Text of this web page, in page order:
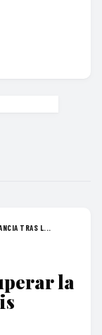
TRAS L...
la